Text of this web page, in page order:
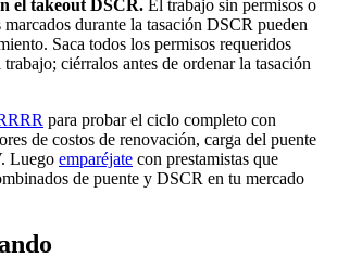
el takeout DSCR. El trabajo sin permisos o
durante la tasación DSCR pueden
Saca todos los permisos requeridos
ciérralos antes de ordenar la tasación
para probar el ciclo completo con
de costos de renovación, carga del puente
Luego emparéjate con prestamistas que
de puente y DSCR en tu mercado